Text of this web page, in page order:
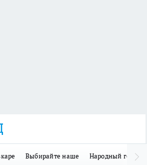
Выбирайте наше Народный герой-